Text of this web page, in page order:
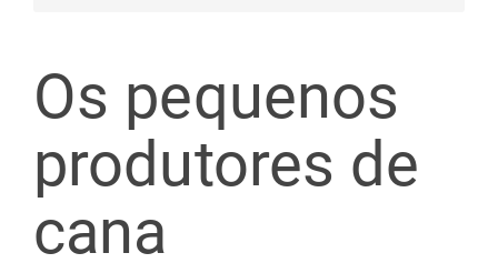
Os pequenos
produtores de
cana